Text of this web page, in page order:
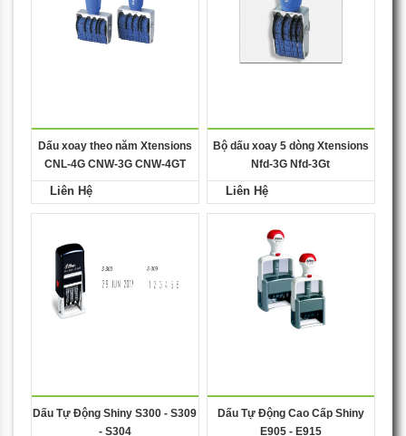
Dấu xoay theo năm Xtensions
CNL-4G CNW-3G CNW-4GT
Liên Hệ
Bộ dấu xoay 5 dòng Xtensions
Nfd-3G Nfd-3Gt
Liên Hệ
Dấu Tự Động Shiny S300 - S309
- S304
Dấu Tự Động Cao Cấp Shiny
E905 - E915